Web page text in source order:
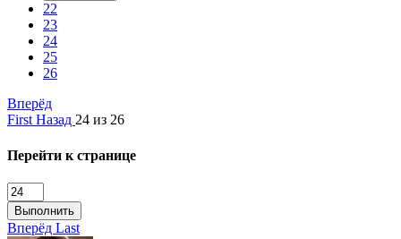
22
23
24
25
26
Вперёд
First Назад 24 из 26
Перейти к странице
Выполнить
Вперёд Last